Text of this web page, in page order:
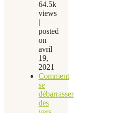
64.5k
views
|
posted
on
avril
19,
2021
Comment
se
débarrasser
des